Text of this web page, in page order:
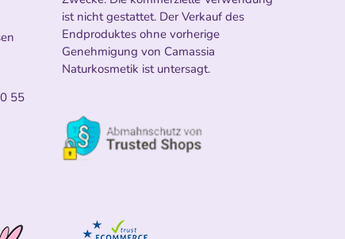
55
ist nicht gestattet. Der Verkauf des
Endproduktes ohne vorherige
Genehmigung von Camassia
Naturkosmetik ist untersagt.